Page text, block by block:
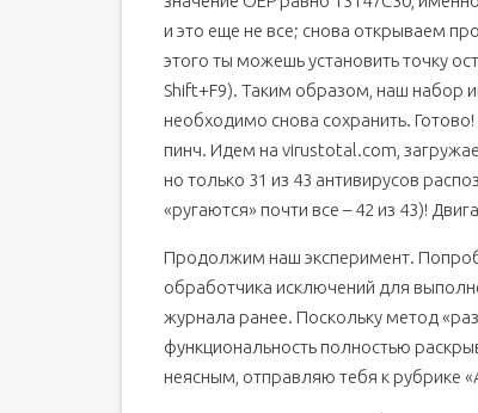
и это еще не все; снова открываем
этого ты можешь установить точку
Shift+F9). Таким образом, наш набор
необходимо снова сохранить.
пинч. Идем на virustotal.com,
но только 31 из 43 антивирусов
«ругаются» почти все – 42 из 43)!
Продолжим наш эксперимент.
обработчика исключений для
журнала ранее. Поскольку метод
функциональность полностью
неясным, отправляю тебя к рубрике